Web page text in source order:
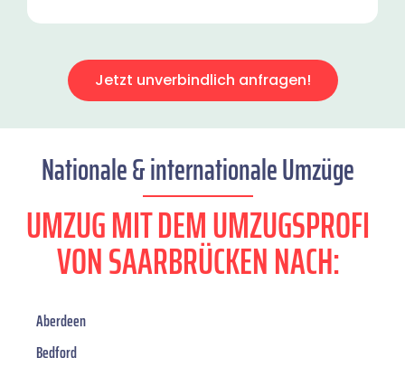
Jetzt unverbindlich anfragen!
Nationale & internationale Umzüge
UMZUG MIT DEM UMZUGSPROFI
VON SAARBRÜCKEN NACH:
Aberdeen
Bedford